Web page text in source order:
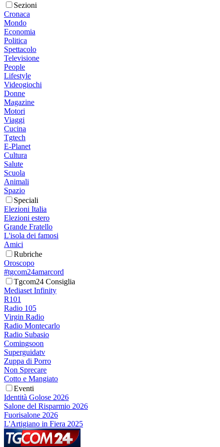
Sezioni
Cronaca
Mondo
Economia
Politica
Spettacolo
Televisione
People
Lifestyle
Videogiochi
Donne
Magazine
Motori
Viaggi
Cucina
Tgtech
E-Planet
Cultura
Salute
Scuola
Animali
Spazio
Speciali
Elezioni Italia
Elezioni estero
Grande Fratello
L'isola dei famosi
Amici
Rubriche
Oroscopo
#tgcom24amarcord
Tgcom24 Consiglia
Mediaset Infinity
R101
Radio 105
Virgin Radio
Radio Montecarlo
Radio Subasio
Comingsoon
Superguidatv
Zuppa di Porro
Non Sprecare
Cotto e Mangiato
Eventi
Identità Golose 2026
Salone del Risparmio 2026
Fuorisalone 2026
L'Artigiano in Fiera 2025